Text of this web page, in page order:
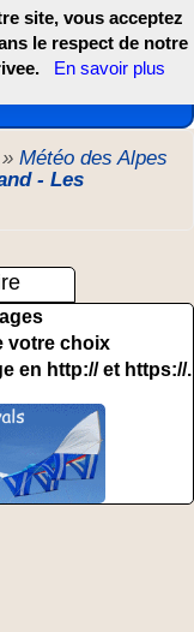
TOM et COM
» Météo des Alpes
- Les
votre choix
en http:// et https://.
site, vous acceptez
le respect de notre
En savoir plus